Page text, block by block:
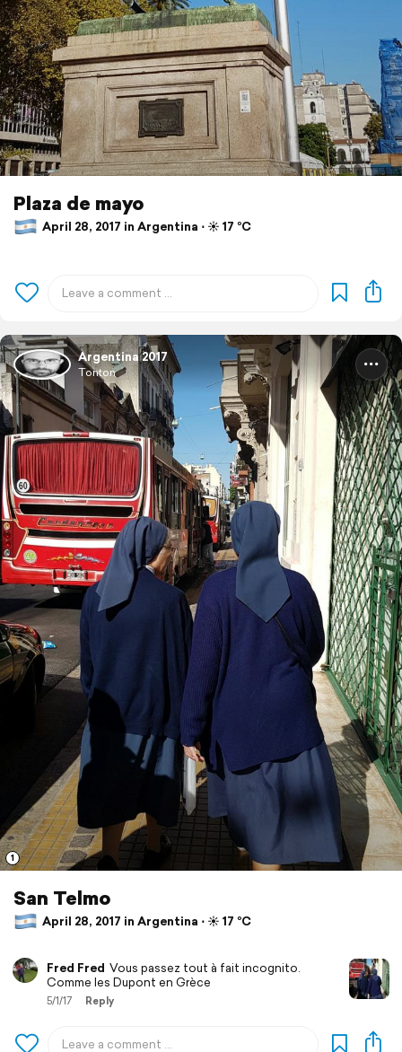
Plaza de mayo
April 28, 2017 in Argentina ⋅ ☀️ 17 °C
Argentina 2017
Tonton
1
San Telmo
April 28, 2017 in Argentina ⋅ ☀️ 17 °C
Fred Fred Vous passez tout à fait incognito.
Comme les Dupont en Grèce
5/1/17 Reply